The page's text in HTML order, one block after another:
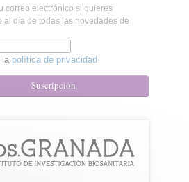
correo electrónico si quieres
al día de todas las novedades de
la política de privacidad
Suscripción